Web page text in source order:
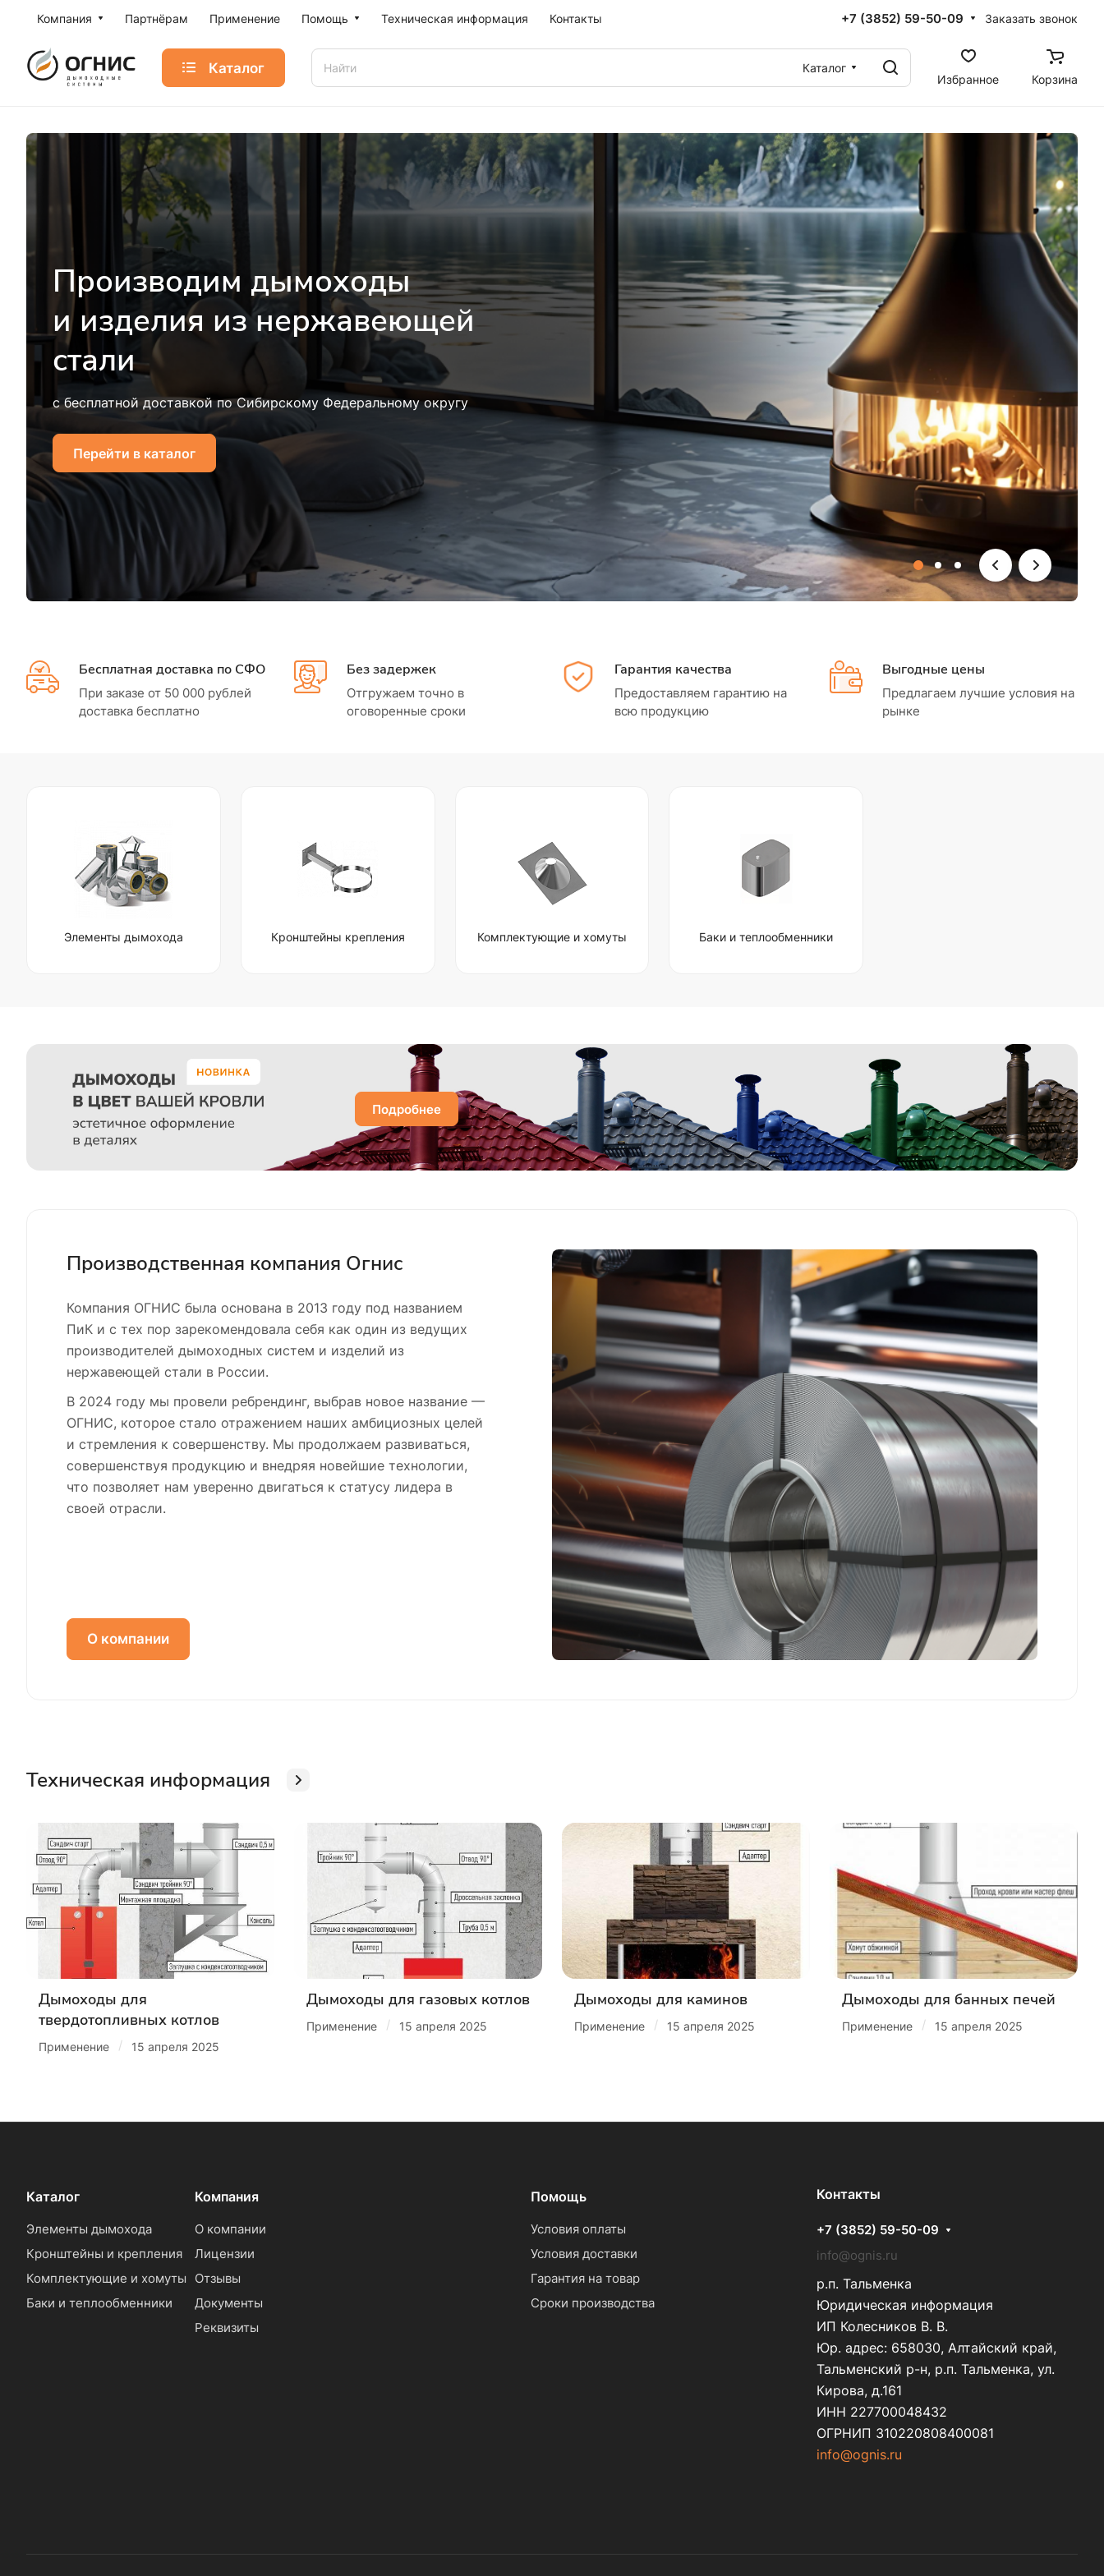
Компания Партнёрам Применение Помощь Техническая информация Контакты +7 (3852) 59-50-09 Заказать звонок
Каталог
Каталог
Избранное
Корзина
Производим дымоходы
и изделия из нержавеющей
стали
с бесплатной доставкой по Сибирскому Федеральному округу
Перейти в каталог
Бесплатная доставка по СФО
При заказе от 50 000 рублей
доставка бесплатно
Без задержек
Отгружаем точно в
оговоренные сроки
Гарантия качества
Предоставляем гарантию на
всю продукцию
Выгодные цены
Предлагаем лучшие условия на
рынке
Элементы дымохода Кронштейны крепления Комплектующие и хомуты Баки и теплообменники
Подробнее
Производственная компания Огнис
Компания ОГНИС была основана в 2013 году под названием
ПиК и с тех пор зарекомендовала себя как один из ведущих
производителей дымоходных систем и изделий из
нержавеющей стали в России.
В 2024 году мы провели ребрендинг, выбрав новое название —
ОГНИС, которое стало отражением наших амбициозных целей
и стремления к совершенству. Мы продолжаем развиваться,
совершенствуя продукцию и внедряя новейшие технологии,
что позволяет нам уверенно двигаться к статусу лидера в
своей отрасли.
О компании
Техническая информация
Дымоходы для
твердотопливных котлов
Применение / 15 апреля 2025
Дымоходы для газовых котлов
Применение / 15 апреля 2025
Дымоходы для каминов
Применение / 15 апреля 2025
Дымоходы для банных печей
Применение / 15 апреля 2025
Каталог
Элементы дымохода
Кронштейны и крепления
Комплектующие и хомуты
Баки и теплообменники
Компания
О компании
Лицензии
Отзывы
Документы
Реквизиты
Помощь
Условия оплаты
Условия доставки
Гарантия на товар
Сроки производства
Контакты
+7 (3852) 59-50-09
info@ognis.ru
р.п. Тальменка
Юридическая информация
ИП Колесников В. В.
Юр. адрес: 658030, Алтайский край,
Тальменский р-н, р.п. Тальменка, ул.
Кирова, д.161
ИНН 227700048432
ОГРНИП 310220808400081
info@ognis.ru